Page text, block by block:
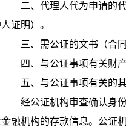
二、代理人代为申请的代
证明）。
三、需公证的文书（合同
四、与公证事项有关财产
五、与公证事项有关的其
经公证机构审查确认身份
融机构的存款信息。公证